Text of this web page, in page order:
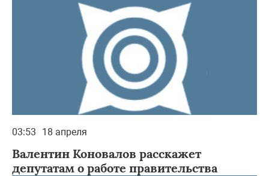
03:53 18 апреля
Валентин Коновалов расскажет
депутатам о работе правительства